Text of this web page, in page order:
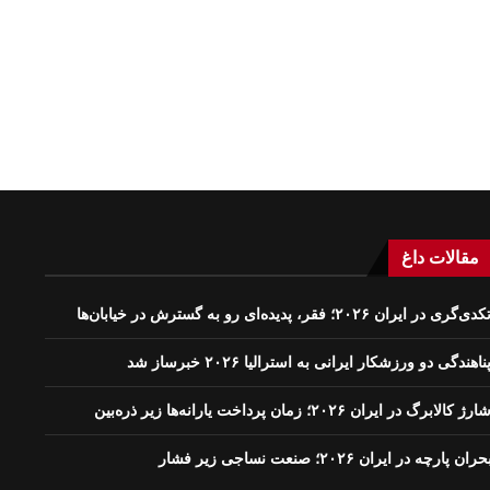
مقالات داغ
در ایران ۲۰۲۶؛ فقر، پدیده‌ای رو به گسترش در خیابان‌ها
دو ورزشکار ایرانی به استرالیا ۲۰۲۶ خبرساز شد
کالابرگ در ایران ۲۰۲۶؛ زمان پرداخت یارانه‌ها زیر ذره‌بین
پارچه در ایران ۲۰۲۶؛ صنعت نساجی زیر فشار